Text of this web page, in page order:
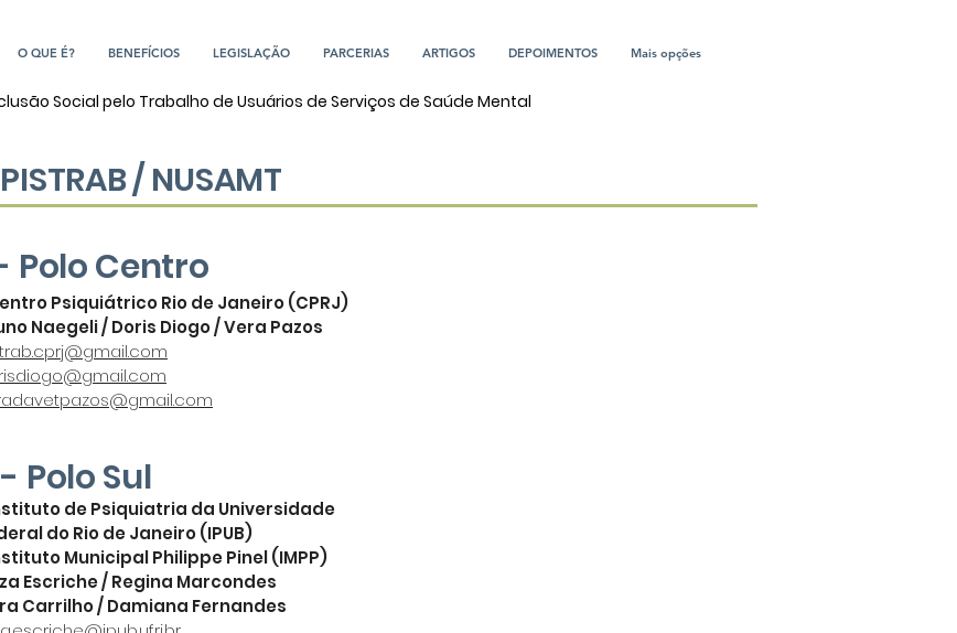
O QUE É? BENEFÍCIOS LEGISLAÇÃO PARCERIAS ARTIGOS DEPOIMENTOS Mais opções
Social pelo Trabalho de Usuários de Serviços de Saúde Mental
/ NUSAMT
Polo Centro
Psiquiátrico Rio de Janeiro (CPRJ)
Naegeli / Doris Diogo / Vera Pazos
Polo Sul
de Psiquiatria da Universidade
do Rio de Janeiro (IPUB)
Municipal Philippe Pinel (IMPP)
Escriche / Regina Marcondes
Carrilho / Damiana Fernandes